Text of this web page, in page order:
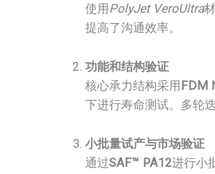
使用PolyJet VeroUltra
提高了沟通效率。
功能和结构验证
核心承力结构采用 FDM
下进行寿命测试。多轮
小批量试产与市场验证
通过SAF™ PA12进行小